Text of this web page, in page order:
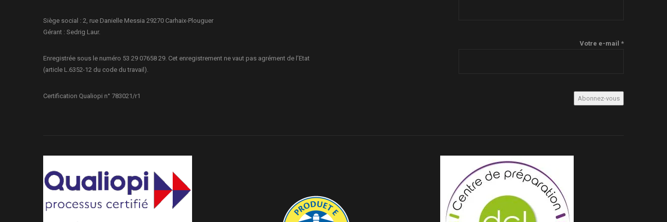
Siège social : 2, rue Danielle Messia 29270 Carhaix-Plouguer
Gérant : Sedrig Laur.
Enregistrée sous le numéro 53 29 07658 29. Cet enregistrement ne vaut pas agrément de l’Etat
(article L.6352-12 du code du travail).
Certification Qualiopi n° 783021/r1
Votre e-mail *